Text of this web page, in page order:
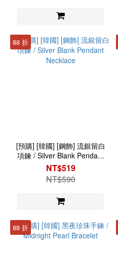
88 折
[預購] [韓國] [鋼飾] 流銀留白
項鍊 / Silver Blank Pendant
Necklace
NT$519
NT$590
88 折